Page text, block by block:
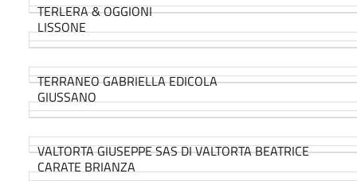
TERLERA & OGGIONI
LISSONE
TERRANEO GABRIELLA EDICOLA
GIUSSANO
VALTORTA GIUSEPPE SAS DI VALTORTA BEATRICE
CARATE BRIANZA